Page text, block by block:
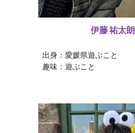
伊藤 祐太朗
出身：愛媛県遊ぶこと
趣味：遊ぶこと